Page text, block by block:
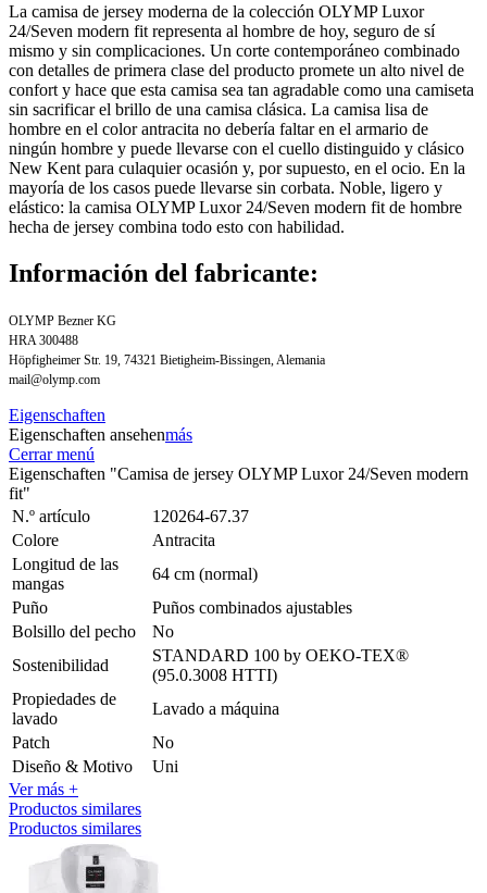
La camisa de jersey moderna de la colección OLYMP Luxor
24/Seven modern fit representa al hombre de hoy, seguro de sí
mismo y sin complicaciones. Un corte contemporáneo combinado
con detalles de primera clase del producto promete un alto nivel de
confort y hace que esta camisa sea tan agradable como una camiseta
sin sacrificar el brillo de una camisa clásica. La camisa lisa de
hombre en el color antracita no debería faltar en el armario de
ningún hombre y puede llevarse con el cuello distinguido y clásico
New Kent para culaquier ocasión y, por supuesto, en el ocio. En la
mayoría de los casos puede llevarse sin corbata. Noble, ligero y
elástico: la camisa OLYMP Luxor 24/Seven modern fit de hombre
hecha de jersey combina todo esto con habilidad.
Información del fabricante:
OLYMP Bezner KG
HRA 300488
Höpfigheimer Str. 19, 74321 Bietigheim-Bissingen, Alemania
mail@olymp.com
Eigenschaften
Eigenschaften ansehenmás
Cerrar menú
Eigenschaften "Camisa de jersey OLYMP Luxor 24/Seven modern
fit"
N.º artículo
120264-67.37
Colore
Antracita
Longitud de las
mangas
64 cm (normal)
Puño
Puños combinados ajustables
Bolsillo del pecho
No
Sostenibilidad
STANDARD 100 by OEKO-TEX®
(95.0.3008 HTTI)
Propiedades de
lavado
Lavado a máquina
Patch
No
Diseño & Motivo
Uni
Ver más +
Productos similares
Productos similares